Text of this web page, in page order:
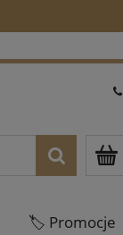
🏷️ Promocje